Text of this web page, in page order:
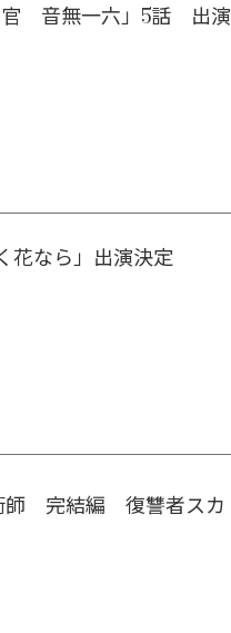
官 音無一六」5話 出演
花なら」出演決定
師 完結編 復讐者スカ